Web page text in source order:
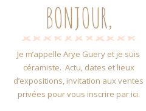
BONJOUR,
Je m’appelle Arye Guery et je suis
céramiste. Actu, dates et lieux
d’expositions, invitation aux ventes
privées pour vous inscrire par ici.